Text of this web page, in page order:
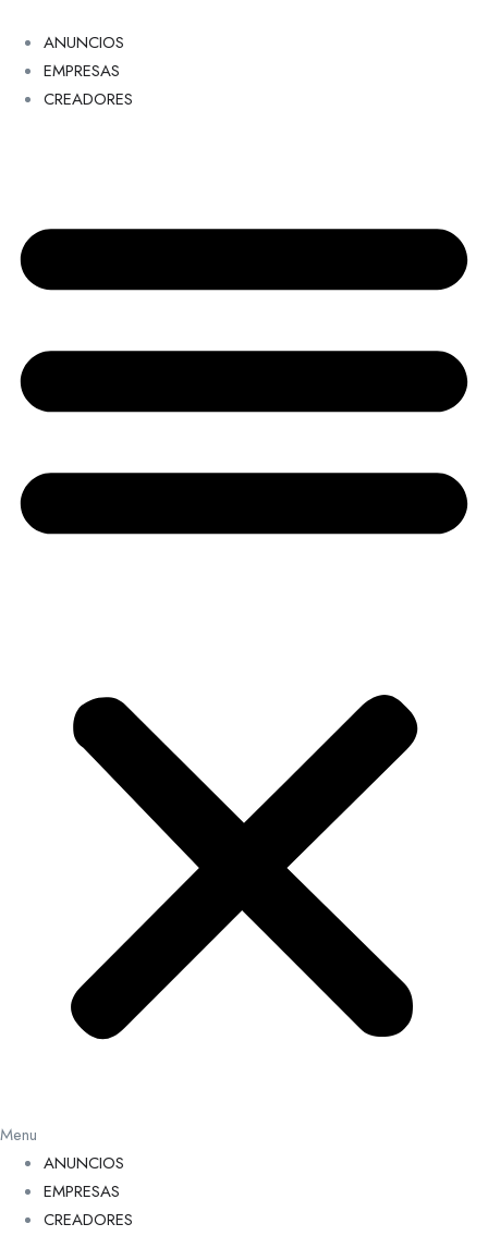
ANUNCIOS
EMPRESAS
CREADORES
Menu
ANUNCIOS
EMPRESAS
CREADORES